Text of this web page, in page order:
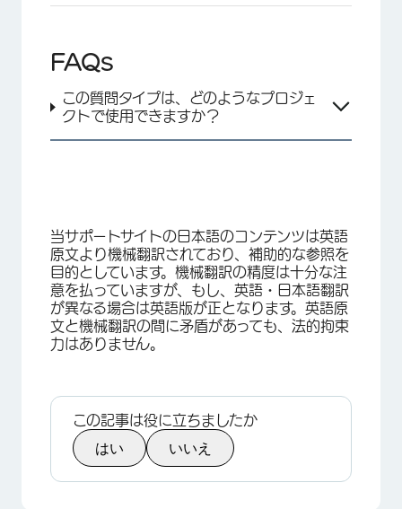
FAQs
この質問タイプは、どのようなプロジェ
クトで使用できますか？
当サポートサイトの日本語のコンテンツは英語
原文より機械翻訳されており、補助的な参照を
目的としています。機械翻訳の精度は十分な注
意を払っていますが、もし、英語・日本語翻訳
が異なる場合は英語版が正となります。英語原
文と機械翻訳の間に矛盾があっても、法的拘束
力はありません。
この記事は役に立ちましたか
はい いいえ